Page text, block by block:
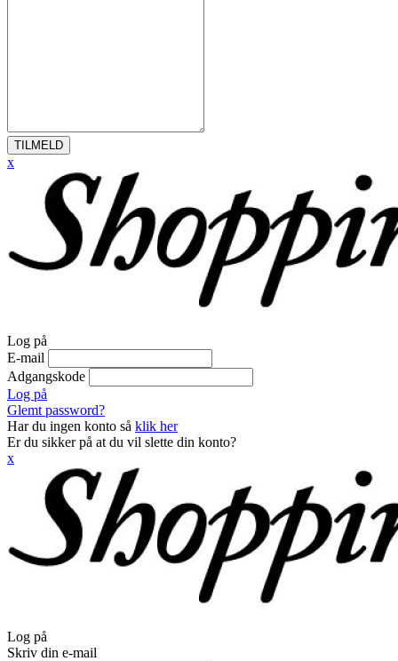
TILMELD
x
Log på
E-mail
Adgangskode
Log på
Glemt password?
Har du ingen konto så klik her
Er du sikker på at du vil slette din konto?
x
Log på
Skriv din e-mail